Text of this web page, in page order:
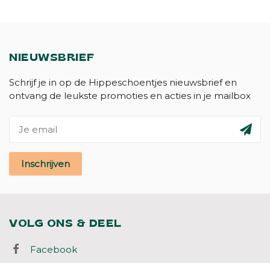
NIEUWSBRIEF
Schrijf je in op de Hippeschoentjes nieuwsbrief en
ontvang de leukste promoties en acties in je mailbox
Inschrijven
VOLG ONS & DEEL
Facebook